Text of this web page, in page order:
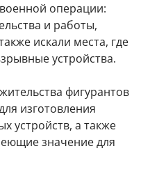
операции:
и работы,
искали места, где
устройства.
фигурантов
изготовления
устройств, а также
значение для